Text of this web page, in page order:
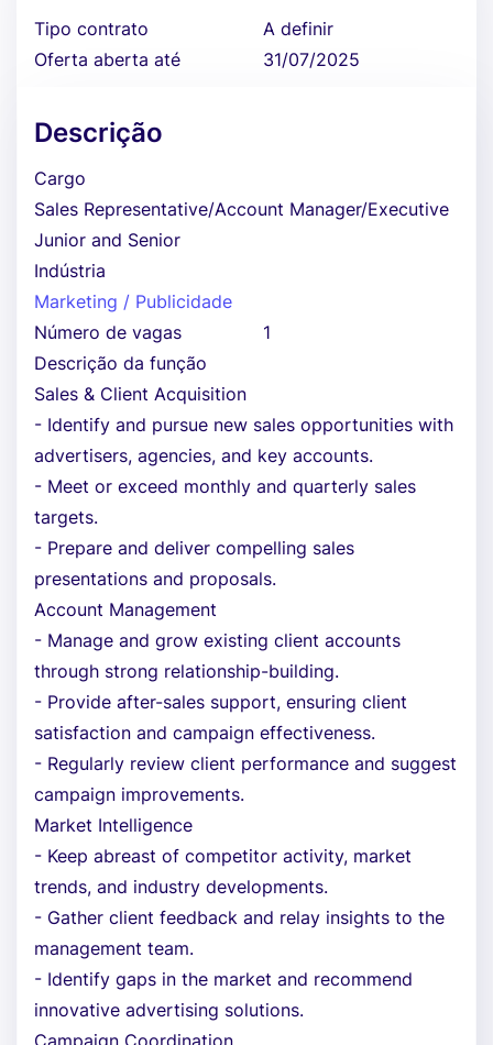
Tipo contrato
A definir
Oferta aberta até
31/07/2025
Descrição
Cargo
Sales Representative/Account Manager/Executive
Junior and Senior
Indústria
Marketing / Publicidade
Número de vagas
1
Descrição da função
Sales & Client Acquisition
- Identify and pursue new sales opportunities with
advertisers, agencies, and key accounts.
- Meet or exceed monthly and quarterly sales
targets.
- Prepare and deliver compelling sales
presentations and proposals.
Account Management
- Manage and grow existing client accounts
through strong relationship-building.
- Provide after-sales support, ensuring client
satisfaction and campaign effectiveness.
- Regularly review client performance and suggest
campaign improvements.
Market Intelligence
- Keep abreast of competitor activity, market
trends, and industry developments.
- Gather client feedback and relay insights to the
management team.
- Identify gaps in the market and recommend
innovative advertising solutions.
Campaign Coordination